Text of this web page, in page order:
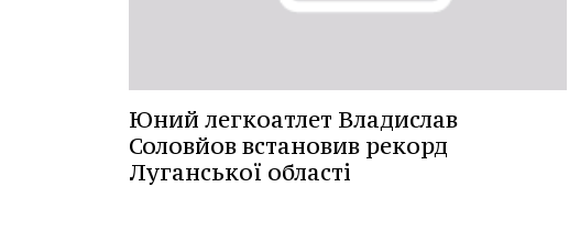
Юний легкоатлет Владислав
Соловйов встановив рекорд
Луганської області